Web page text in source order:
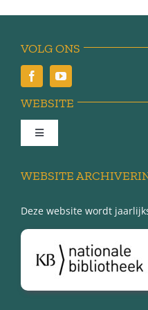
VOLG ONS
WEBSITE
Toggle
Over Minnertsga
Disclaimer
WEBSITE
Deze website wordt